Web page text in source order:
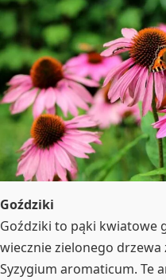
Goździki
Goździki to pąki kwiatowe
wiecznie zielonego
Syzygium aromaticum. Te